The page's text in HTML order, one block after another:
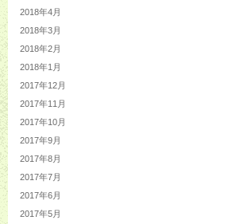
2018年4月
2018年3月
2018年2月
2018年1月
2017年12月
2017年11月
2017年10月
2017年9月
2017年8月
2017年7月
2017年6月
2017年5月